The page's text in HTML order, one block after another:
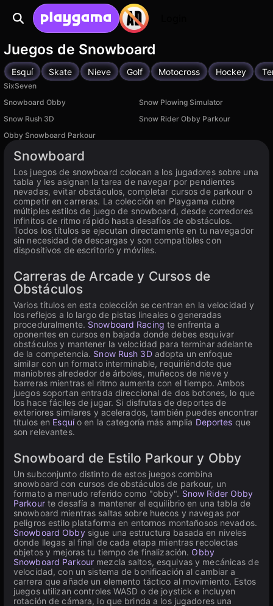
Juegos de Snowboard
Esquí Skate Nieve Golf Motocross Hockey
SixSeven
Snowboard Obby
Snow Plowing Simulator
Snow Rush 3D
Snow Rider Obby Parkour
Obby Snowboard Parkour
Snowboard
Los juegos de snowboard colocan a los jugadores sobre una
tabla y les asignan la tarea de navegar por pendientes
nevadas, evitar obstáculos, completar cursos de parkour o
competir en carreras. La colección en Playgama cubre
múltiples estilos de juego de snowboard, desde corredores
infinitos de ritmo rápido hasta desafíos de obstáculos.
Todos los títulos se ejecutan directamente en tu navegador
sin necesidad de descargas y son compatibles con
dispositivos de escritorio y móviles.
Carreras de Arcade y Cursos de
Obstáculos
Varios títulos en esta colección se centran en la velocidad y
los reflejos a lo largo de pistas lineales o generadas
proceduralmente. Snowboard Racing te enfrenta a
oponentes en cursos en bajada donde debes esquivar
obstáculos y mantener la velocidad para terminar adelante
de la competencia. Snow Rush 3Dadopta un enfoque
similar con un formato interminable, requiriéndote que
maniobres alrededor de árboles, muñecos de nieve y
barreras mientras el ritmo aumenta con el tiempo. Ambos
juegos soportan entrada direccional de dos botones, lo que
los hace fáciles de jugar. Si disfrutas de deportes de
exteriores similares y acelerados, también puedes encontrar
títulos en Esquío en la categoría más amplia Deportes que
son relevantes.
Snowboard de Estilo Parkour y Obby
Un subconjunto distinto de estos juegos combina
snowboard con cursos de obstáculos de parkour, un
formato a menudo referido como "obby". Snow Rider Obby
Parkourte desafía a mantener el equilibrio en una tabla de
snowboard mientras saltas sobre huecos y navegas por
peligros estilo plataforma en entornos montañosos nevados.
Snowboard Obbysigue una estructura basada en niveles
donde llegas al final de cada etapa mientras recolectas
objetos y mejoras tu tiempo de finalización. Obby
Snowboard Parkour mezcla saltos, esquivas y mecánicas de
velocidad, con un sistema de bonificación al cambiar a
carrera que añade un elemento táctico al movimiento. Estos
juegos utilizan controles WASD o de joystick e incluyen
rotación de cámara, lo que brinda a los jugadores una